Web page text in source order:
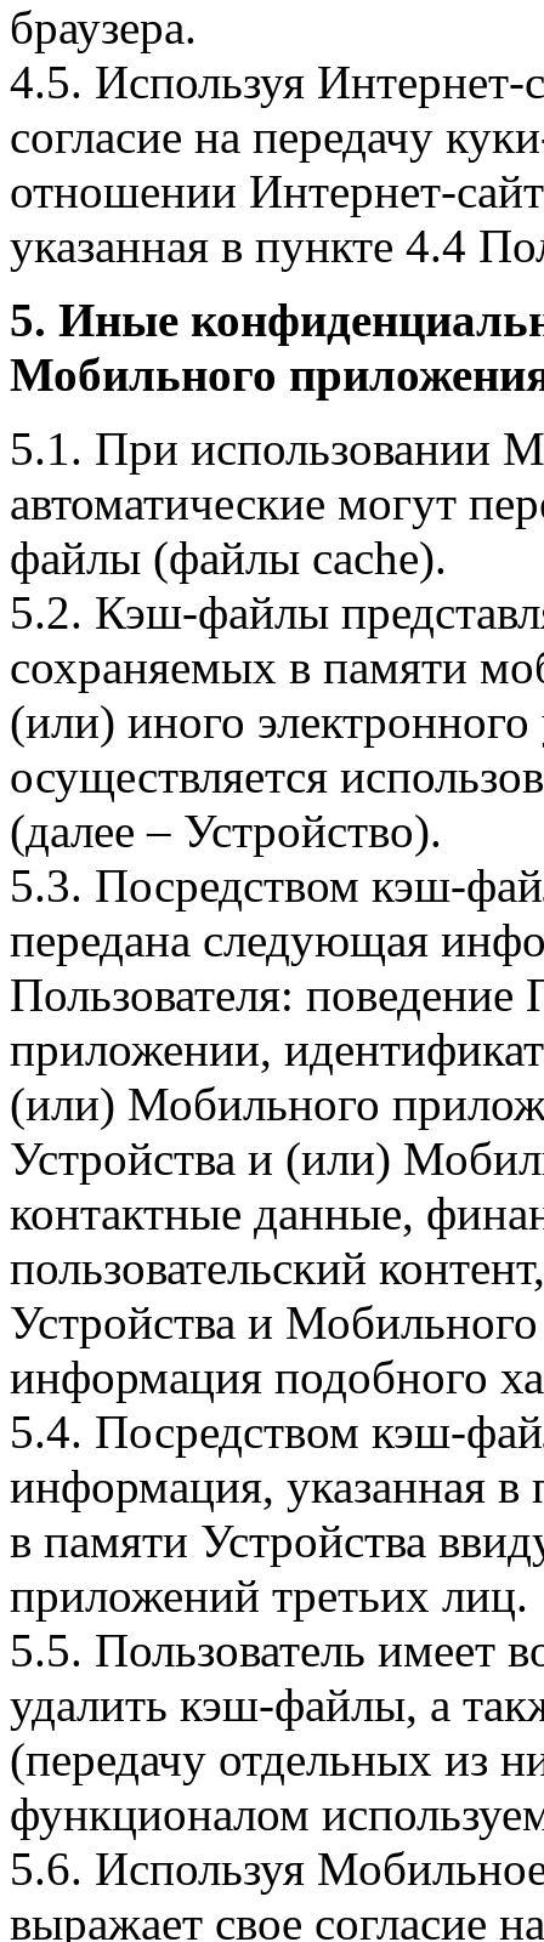
браузера.
4.5. Используя Интернет-
согласие на передачу
отношении Интернет-
указанная в пункте 4.4
5. Иные
Мобильного
5.1. При использовании
автоматические могут
файлы (файлы cache).
5.2. Кэш-файлы
сохраняемых в памяти
(или) иного электронного
осуществляется
(далее – Устройство).
5.3. Посредством кэш-
передана следующая
Пользователя:
приложении,
(или) Мобильного
Устройства и (или)
контактные данные,
пользовательский
Устройства и
информация подобного
5.4. Посредством кэш-
информация, указанная в
в памяти Устройства
приложений третьих лиц.
5.5. Пользователь имеет
удалить кэш-файлы, а
(передачу отдельных из
функционалом
5.6. Используя
выражает свое согласие